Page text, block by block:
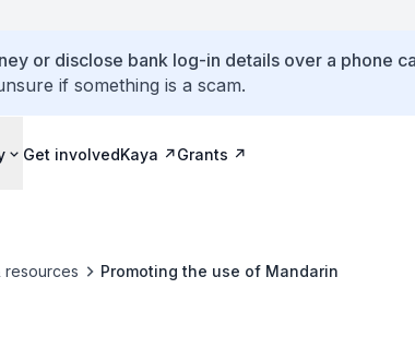
or disclose bank log-in details over a phone
if something is a scam.
Get involvedKaya Grants
resources Promoting the use of Mandarin